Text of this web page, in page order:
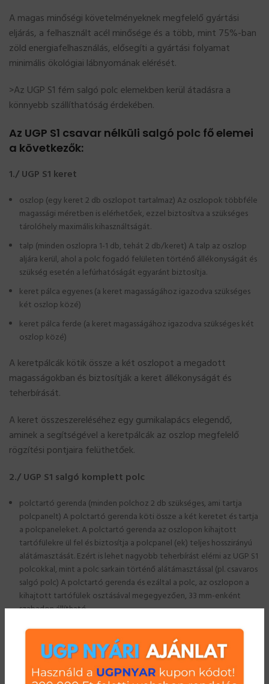
A magas minőségi követelményeknek megfelelő gyártási
eljárás, a felhasznált acél minősége és a több, mint 75%-ban
zöld energiafelhasználás, elősegíti a gyártási folyamat
minimális ökológiai lábnyomának elérését.
>Az UGP S1 fém salgó polc elemekben kerül átadásra a
könnyebb szállíthatóság érdekében.
Az UGP S1 csavar nélküli salgó polc fő elemei
a következők:
1./ UGP S1 keret
oszlop (egy keret 2 db oszlopot tartalmaz) Az oszlopok többféle
magassági méretben is elérhetőek, ezzel biztosítva a szükséges
tárolóhely maximális kihasználtságát.
talp (minden oszlopra 1-1 db, tehát 2 db/keret) A talp az oszlop
aljára kerül, ahol a polc fogadó felületen történő állékonyságát és
szükség esetén a lefúrhatóságát egyaránt biztosítja.
keret pálca egyenes (a keret magasságához igazodva szükséges
két oszlop közé)
keret pálca ferde (a keret magasságához igazodva szükséges két
oszlop közé)
A keretpálcák kötik össze a két oszlopot a megadott
magasságokban és biztosítják a keret állékonyságát és
teherbírását.
A keret összeszereléséhez egy gumikalapács elegendő,
aminek a segítségével a keretpálcák az oszlop megfelelő
rögzítési pontjaira felüthetőek.
2./ UGP S1 salgó komplett polc
polctartó gerenda (minden polchoz 2 db szükséges, ami tartja
polcpanelt) A polctartó gerenda köti össze a két keretet és tartja
a polcpaneleket. A polctartó gerenda az oszlopon kihajtott
tartófülekre ül fel és biztosítja a polcpanel (ek) teljes hosszirányú
alátámasztását. Ezért is lehet nagyobb teherbírást elérni az UGP S1
polcokkal, mint a polc sarkain történő alátámasztással (pl. csavaros
salgó polc) A polctartó gerenda és ezáltal a polc, az oszlopon a
kihajtott tartófülek osztásával megegyezően, 33 mm-enként
szabadon állítható.
polcpanel (a polc szélességétől függően egy vagy több darab) A
polcpanel(ek) a polctartó gerenda felső nút-jába kerülnek
behelyezésre. A polc összeállítása kézzel történik, nincs szükség
semmilyen szerszámra az összeállításhoz. Az UGP S1 tároló polc